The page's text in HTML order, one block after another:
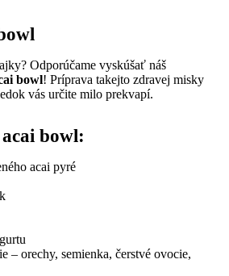
Odporúčame vyskúšať náš
bowl! Príprava takejto zdravej misky
vás určite milo prekvapí.
bowl:
acai pyré
– orechy, semienka, čerstvé ovocie,